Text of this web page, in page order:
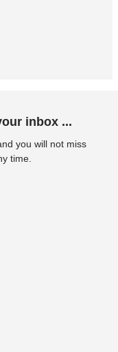
inbox ...
you will not miss
time.